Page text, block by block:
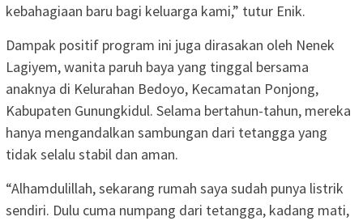
kebahagiaan baru bagi keluarga kami,” tutur Enik.
Dampak positif program ini juga dirasakan oleh Nenek
Lagiyem, wanita paruh baya yang tinggal bersama
anaknya di Kelurahan Bedoyo, Kecamatan Ponjong,
Kabupaten Gunungkidul. Selama bertahun-tahun, mereka
hanya mengandalkan sambungan dari tetangga yang
tidak selalu stabil dan aman.
“Alhamdulillah, sekarang rumah saya sudah punya listrik
sendiri. Dulu cuma numpang dari tetangga, kadang mati,